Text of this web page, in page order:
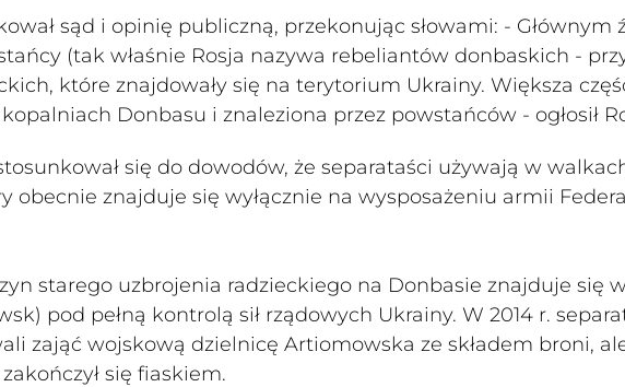
sąd i opinię publiczną, przekonując słowami: - Głównym
(tak właśnie Rosja nazywa rebeliantów donbaskich -
które znajdowały się na terytorium Ukrainy. Większa
Donbasu i znaleziona przez powstańców - ogłosił
się do dowodów, że separataści używają w
obecnie znajduje się wyłącznie na wysposażeniu armii
starego uzbrojenia radzieckiego na Donbasie znajduje się
pod pełną kontrolą sił rządowych Ukrainy. W 2014 r.
zająć wojskową dzielnicę Artiomowska ze składem broni,
się fiaskiem.